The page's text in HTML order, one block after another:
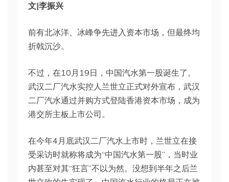
文|李振兴
前有北冰洋、冰峰争先进入资本市场，但最终均
折戟沉沙。
不过，在10月19日，中国汽水第一股诞生了。
武汉二厂汽水实控人兰世立正式对外宣布，武汉
二厂汽水通过并购方式登陆香港资本市场，成为
港交所主板上市公司。
在今年4月底武汉二厂汽水上市时，兰世立在接
受采访时就称将成为“中国汽水第一股”，当时业
内甚至对其“狂言”不以为然。没想到半年之后兰